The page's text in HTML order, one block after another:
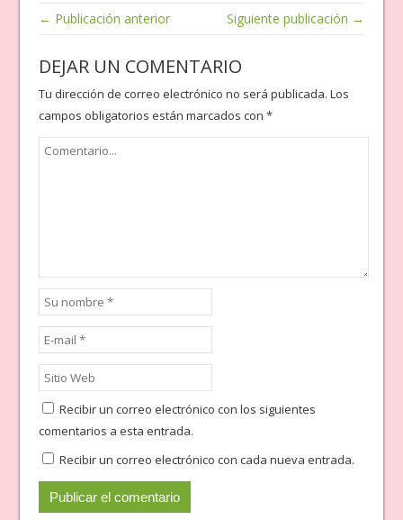
perfecta para cualquier
jardín. Cierto es que
cuidados especiales y…
← Publicación anterior Siguiente publicación →
DEJAR UN COMENTARIO
Tu dirección de correo electrónico no será publicada. Los
campos obligatorios están marcados con *
Recibir un correo electrónico con los siguientes
comentarios a esta entrada.
Recibir un correo electrónico con cada nueva entrada.